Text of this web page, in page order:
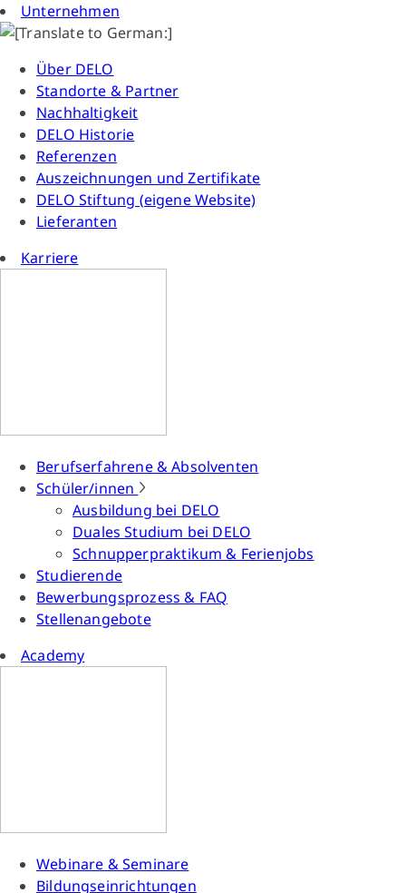
Unternehmen
Über DELO
Standorte & Partner
Nachhaltigkeit
DELO Historie
Referenzen
Auszeichnungen und Zertifikate
DELO Stiftung (eigene Website)
Lieferanten
Karriere
Berufserfahrene & Absolventen
Schüler/innen
Ausbildung bei DELO
Duales Studium bei DELO
Schnupperpraktikum & Ferienjobs
Studierende
Bewerbungsprozess & FAQ
Stellenangebote
Academy
Webinare & Seminare
Bildungseinrichtungen